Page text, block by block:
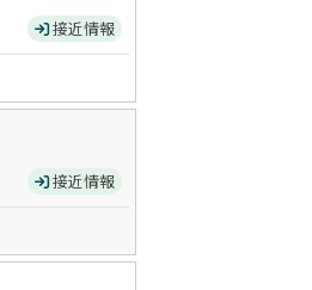
接近情報
接近情報